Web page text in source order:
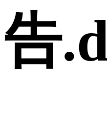
告